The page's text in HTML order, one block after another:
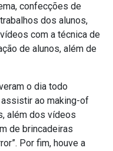
confecções de
dos alunos,
com a técnica de
de alunos, além de
o dia todo
ao making-of
além dos vídeos
de brincadeiras
Por fim, houve a